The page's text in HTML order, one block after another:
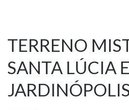
TERRENO
SANTA LÚCIA